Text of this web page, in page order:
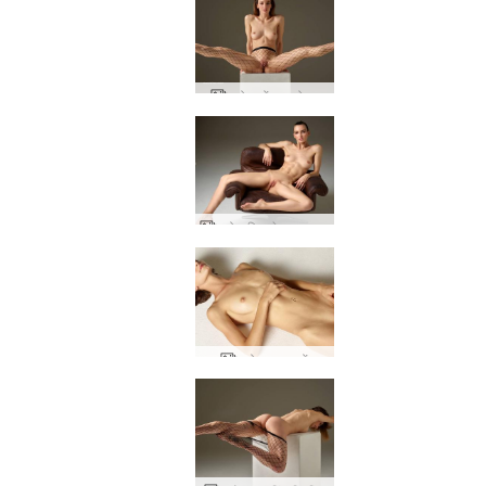
फ्लोरा टोंड प्रलोभन
फ्लोरा फिर से वापस आ गया है
फ्लोरा भावनाओं